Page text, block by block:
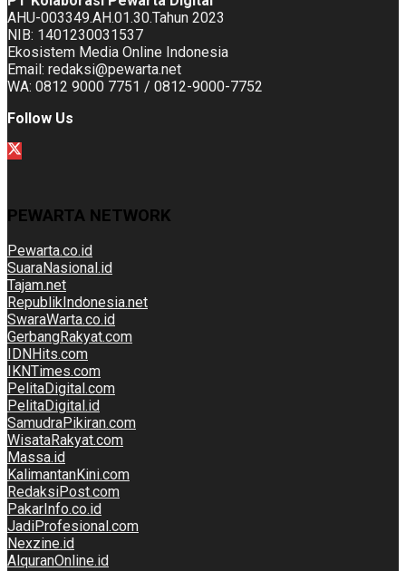
AHU-003349.AH.01.30.Tahun 2023
NIB: 1401230031537
Ekosistem Media Online Indonesia
Email: redaksi@pewarta.net
WA: 0812 9000 7751 / 0812-9000-7752
Follow Us
PEWARTA NETWORK
Pewarta.co.id
SuaraNasional.id
Tajam.net
RepublikIndonesia.net
SwaraWarta.co.id
GerbangRakyat.com
IDNHits.com
IKNTimes.com
PelitaDigital.com
PelitaDigital.id
SamudraPikiran.com
WisataRakyat.com
Massa.id
KalimantanKini.com
RedaksiPost.com
PakarInfo.co.id
JadiProfesional.com
Nexzine.id
AlquranOnline.id